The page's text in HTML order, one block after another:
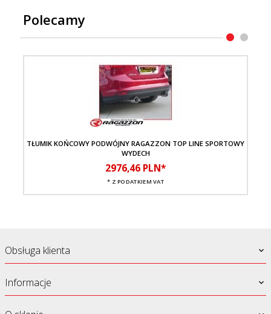
Polecamy
TŁUMIK KOŃCOWY PODWÓJNY RAGAZZON TOP LINE SPORTOWY
WYDECH
2976,46 PLN*
* Z PODATKIEM VAT
Obsługa klienta
Informacje